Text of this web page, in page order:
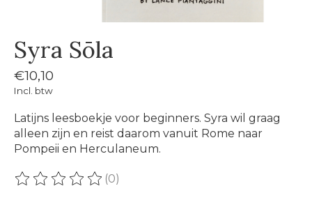
Syra Sōla
€10,10
Incl. btw
Latijns leesboekje voor beginners. Syra wil graag
alleen zijn en reist daarom vanuit Rome naar
Pompeii en Herculaneum.
De beoordeling van dit product is
(0)